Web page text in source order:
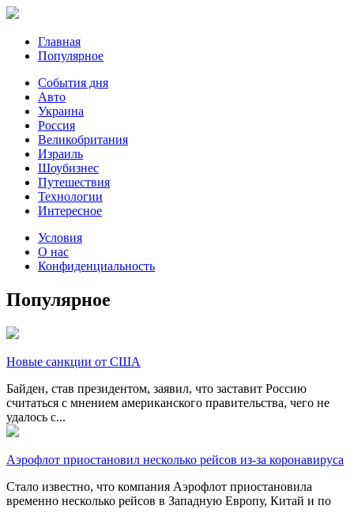
Главная
Популярное
События дня
Авто
Украина
Россия
Великобритания
Израиль
Шоубизнес
Путешествия
Технологии
Интересное
Условия
О нас
Конфиденциальность
Популярное
Новые санкции от США
Байден, став президентом, заявил, что заставит Россию
считаться с мнением американского правительства, чего не
удалось с...
Аэрофлот приостановил несколько рейсов из-за коронавируса
Стало известно, что компания Аэрофлот приостановила
временно несколько рейсов в Западную Европу, Китай и по